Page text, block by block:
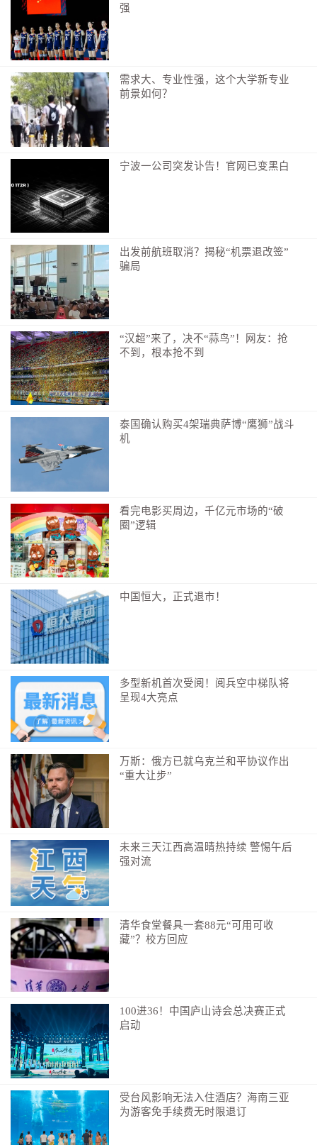
开幕式上，来自中国的“显眼包”直接刷屏全球！一
棕一蓝两只拉布布联手稳稳托起迷你大力神杯，抢尽了
风头。不少全球观众甚至误以为，拉布布是本届的吉祥
物。
其实本届官方吉祥物另有“天团”组合：美国白头海
雕克拉奇、墨西哥美洲豹萨尤、加拿大驼鹿梅普尔。但
不少“伪球迷”闹出的“小乌龙”也凸显了中国潮玩IP的魅
力。
8、“除了国足，中国能来的都来了”
中国网友的这个梗，算是遗憾之余的自我安慰。
工、比赛用球、周边商品，中国制造随处可见；海信、
联想提供的技术，助力提升比赛执裁水平、优化比赛分
析能力；多家中国赞助商广告在16个赛场循环。此外，
来自中国的工作人员和志愿者在赛场内外闪耀。当然小
编的同事们也在现场，努力为大家带来有趣又专业的报
道。
不过，中国球迷心底最期盼的，还是有朝一日国足
能踏上世界杯赛场。加油！
9、中国裁判，不只马宁
马宁最受关注不假，但本届赛事中国裁判其实是“组
北京时间14日，澳大利亚对土耳其的比赛中，傅明
坐在VAR小黑屋里，身份是“辅助视频助理裁判”，相当
于电竞里的金牌辅助位。而以主裁判身份入选的马宁和
10、美国队没有詹姆斯，韩国队没有Faker！
是的，美国队没有詹姆斯，就像韩国队没有Faker。
因为，美加墨世界杯玩的是足球。
每逢世界杯，总有人把跨界名人强行“串台”。NBA
球星詹姆斯虽热爱足球、手握利物浦俱乐部股份，但本
职是打篮球，一般不会站上绿茵场；韩国这边也别找
Faker了，电竞“大魔王”正忙着在“召唤师峡谷”叱咤风
云，没法顶替孙兴慜出战世界杯！
11、大罗、小罗、贝克汉姆怎么不参加？
“大罗、小罗、贝克汉姆去哪了？”每逢世界杯，总
有网友瞬间穿越。这几位足坛名宿虽早已退役多年，但
总是“哥不在江湖，江湖处处有哥的传说”。
其实，他们都已现身本届世界杯，只不过不在绿茵
场，而在观众席上。
12、老说“诸神黄昏”，啥意思？
足坛热词“诸神黄昏”，本届又被反复提起。梅西、C
罗、莫德里奇、诺伊尔一众传奇球星，数年前就被认为
他们却传奇地又一次踏上世界杯绿茵场。经典台词“未来
是年轻人的”说了一遍又一遍，结果“诸神”始终稳居C
位。
13、如何迅速辨认梅西、C罗、哈兰德……
梅西：阿根廷队场上除了门将最爱“散步”的，但经
强
需求大、专业性强，这个大学新专业
前景如何？
宁波一公司突发讣告！官网已变黑白
出发前航班取消？揭秘“机票退改签”
骗局
“汉超”来了，决不“蒜鸟”！网友：抢
不到，根本抢不到
泰国确认购买4架瑞典萨博“鹰狮”战斗
机
看完电影买周边，千亿元市场的“破
圈”逻辑
中国恒大，正式退市！
多型新机首次受阅！阅兵空中梯队将
呈现4大亮点
万斯：俄方已就乌克兰和平协议作出
“重大让步”
未来三天江西高温晴热持续 警惕午后
强对流
清华食堂餐具一套88元“可用可收
藏”？校方回应
100进36！中国庐山诗会总决赛正式
启动
受台风影响无法入住酒店？海南三亚
为游客免手续费无时限退订